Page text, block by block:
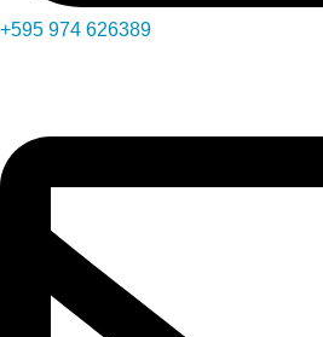
+595 974 626389